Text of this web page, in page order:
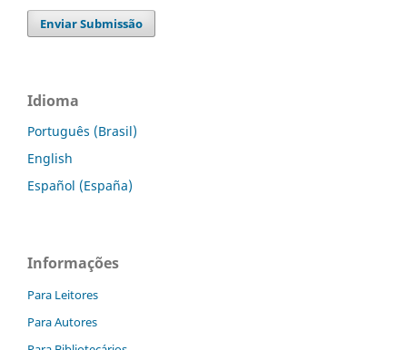
Enviar Submissão
Idioma
Português (Brasil)
English
Español (España)
Informações
Para Leitores
Para Autores